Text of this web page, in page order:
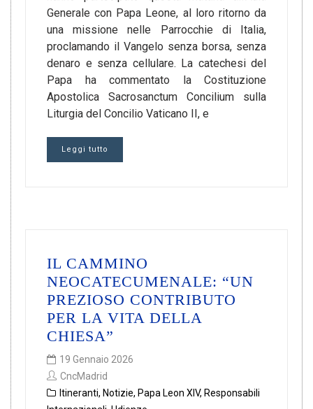
Generale con Papa Leone, al loro ritorno da
una missione nelle Parrocchie di Italia,
proclamando il Vangelo senza borsa, senza
denaro e senza cellulare. La catechesi del
Papa ha commentato la Costituzione
Apostolica Sacrosanctum Concilium sulla
Liturgia del Concilio Vaticano II, e
Leggi tutto
IL CAMMINO
NEOCATECUMENALE: “UN
PREZIOSO CONTRIBUTO
PER LA VITA DELLA
CHIESA”
19 Gennaio 2026
CncMadrid
Itineranti, Notizie, Papa Leon XIV, Responsabili